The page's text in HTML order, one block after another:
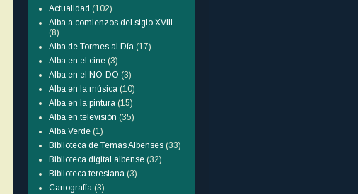
Actualidad (102)
Alba a comienzos del siglo XVIII
(8)
Alba de Tormes al Día (17)
Alba en el cine (3)
Alba en el NO-DO (3)
Alba en la música (10)
Alba en la pintura (15)
Alba en televisión (35)
Alba Verde (1)
Biblioteca de Temas Albenses (33)
Biblioteca digital albense (32)
Biblioteca teresiana (3)
Cartografía (3)